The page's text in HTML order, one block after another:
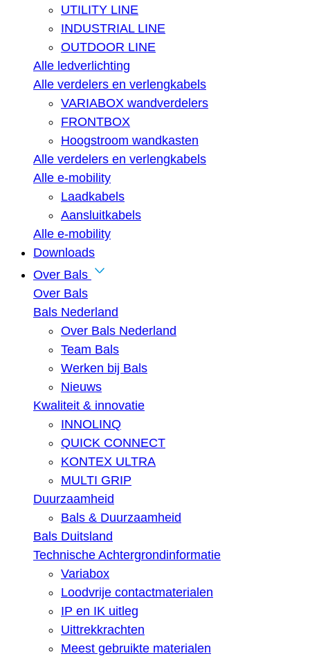
UTILITY LINE
INDUSTRIAL LINE
OUTDOOR LINE
Alle ledverlichting
Alle verdelers en verlengkabels
VARIABOX wandverdelers
FRONTBOX
Hoogstroom wandkasten
Alle verdelers en verlengkabels
Alle e-mobility
Laadkabels
Aansluitkabels
Alle e-mobility
Downloads
Over Bals
Over Bals
Bals Nederland
Over Bals Nederland
Team Bals
Werken bij Bals
Nieuws
Kwaliteit & innovatie
INNOLINQ
QUICK CONNECT
KONTEX ULTRA
MULTI GRIP
Duurzaamheid
Bals & Duurzaamheid
Bals Duitsland
Technische Achtergrondinformatie
Variabox
Loodvrije contactmaterialen
IP en IK uitleg
Uittrekkrachten
Meest gebruikte materialen